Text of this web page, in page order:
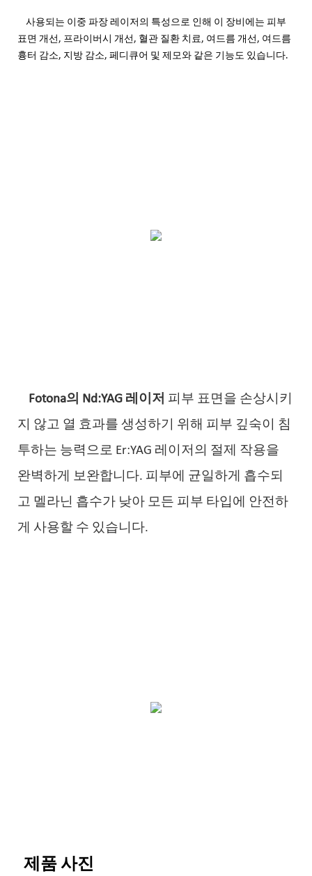
사용되는 이중 파장 레이저의 특성으로 인해 이 장비에는 피부
표면 개선, 프라이버시 개선, 혈관 질환 치료, 여드름 개선, 여드름
흉터 감소, 지방 감소, 페디큐어 및 제모와 같은 기능도 있습니다.
Fotona의 Nd:YAG 레이저 피부 표면을 손상시키
지 않고 열 효과를 생성하기 위해 피부 깊숙이 침
투하는 능력으로 Er:YAG 레이저의 절제 작용을
완벽하게 보완합니다. 피부에 균일하게 흡수되
고 멜라닌 흡수가 낮아 모든 피부 타입에 안전하
게 사용할 수 있습니다.
제품 사진